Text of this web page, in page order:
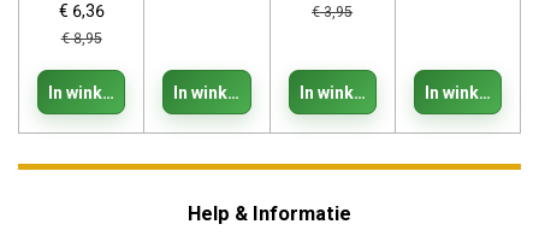
€ 6,36
€ 8,95
In winkelwagen In winkelwagen
€ 3,95
In winkelwagen In
Help & Informatie